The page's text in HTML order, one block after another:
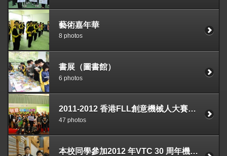
藝術嘉年華
8 photos
書展（圖書館）
6 photos
2011-2012 香港FLL創意機械人大賽全場總冠軍
47 photos
本校同學參加2012 年VTC 30 周年機械人競技賽獲季軍